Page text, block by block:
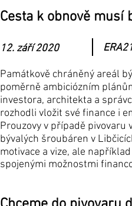
Cesta k obnově musí
12. září 2020
Památkově chráněný areál
poměrně ambiciózním
investora, architekta a
rozhodli vložit své finance i
Prouzovy v případě pivovaru
bývalých šroubáren v
motivace a vize, ale
spojenými možnostmi